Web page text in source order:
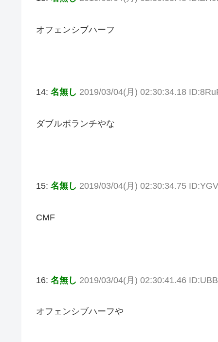
オフェンシブハーフ
14: 名無し 2019/03/04(月) 02:30:34.18
ダブルボランチやな
15: 名無し 2019/03/04(月) 02:30:34.75
CMF
16: 名無し 2019/03/04(月) 02:30:41.46
オフェンシブハーフや